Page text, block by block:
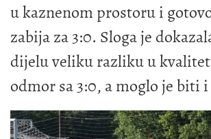
u kaznenom prostoru i
zabija za 3:0. Sloga je
dijelu veliku razliku u
odmor sa 3:0, a moglo je biti i